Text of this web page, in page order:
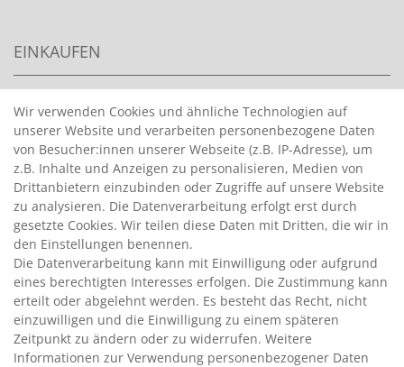
EINKAUFEN
HANDPUMPEN FÜR BENZIN
>
HANDPUMPEN FÜR ÖLE
>
TANKANLAGEN
>
ADBLUE® BETANKUNG
INFORMATIONEN
>
FAQ
>
VERTRAG WIDERRUFEN
>
WIDERRUFSRECHT
Wir verwenden Cookies und ähnliche Technologien auf
unserer Website und verarbeiten personenbezogene Daten
von Besucher:innen unserer Webseite (z.B. IP-Adresse), um
z.B. Inhalte und Anzeigen zu personalisieren, Medien von
Drittanbietern einzubinden oder Zugriffe auf unsere Website
zu analysieren. Die Datenverarbeitung erfolgt erst durch
gesetzte Cookies. Wir teilen diese Daten mit Dritten, die wir in
den Einstellungen benennen.
Die Datenverarbeitung kann mit Einwilligung oder aufgrund
eines berechtigten Interesses erfolgen. Die Zustimmung kann
erteilt oder abgelehnt werden. Es besteht das Recht, nicht
einzuwilligen und die Einwilligung zu einem späteren
Zeitpunkt zu ändern oder zu widerrufen. Weitere
Informationen zur Verwendung personenbezogener Daten